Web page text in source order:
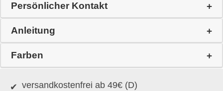
Persönlicher Kontakt
Anleitung
Farben
versandkostenfrei ab 49€ (D)